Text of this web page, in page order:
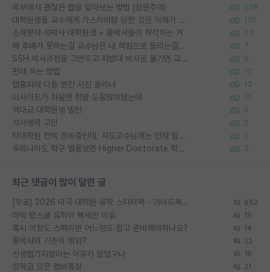
외부에서 괜찮은 랩을 알아보는 방법 (장문주의) 276
대학원생들 교수에게 가스라이팅 당한 것은 이해가 갑니다. 안타깝네요. 120
소재분야 석박사 대학원생 + 물박사들이 착각하는 거 77
왜 후배가 못하는걸 교수님은 내 책임으로 돌리는걸까요? 7
SSH 박사과정을 그만두고 지방대 박사로 옮기면 교수의 꿈은 끝일까요? 9
편애 하는 방법 17
랩홈피에 다들 본인 사진 올리냐 13
이사이트가 처음엔 정말 도움많이됐는데 16
역대급 대학원생 빌런 2
석사생의 고민 2
타대학원 컨텍 준비중인데, 지도교수님께는 언제 말씀드려야 할까요? 2
우리나라도 학구 열풍보면 Higher Doctorate 학위가 필요하다고 봅니다. 3
최근 댓글이 많이 달린 글
[무료] 2026 미국 대학원 유학 스타터팩 - 가이드북 & 합격자 컨택메일 템플릿 652
미박 탑스쿨 유학이 빡세진 이유 19
혹시 이정도 스펙이면 어느정도 잡고 준비해야하나요? 14
물박사의 기준이 뭐임? 22
신생랩가지말라는 이유가 있었구나 16
장학금 모은 랩비통장 21